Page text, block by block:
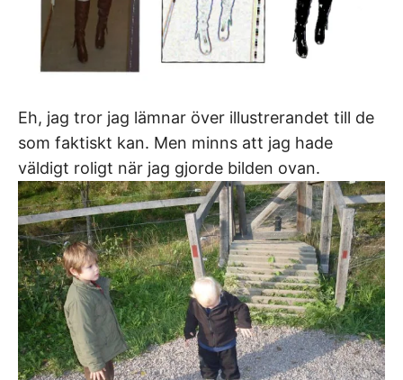
Eh, jag tror jag lämnar över illustrerandet till de
som faktiskt kan. Men minns att jag hade
väldigt roligt när jag gjorde bilden ovan.